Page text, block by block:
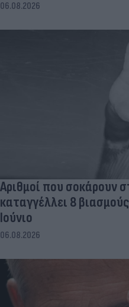
06.08.2026
Αριθμοί που σοκάρουν
καταγγέλλει 8
Ιούνιο
06.08.2026